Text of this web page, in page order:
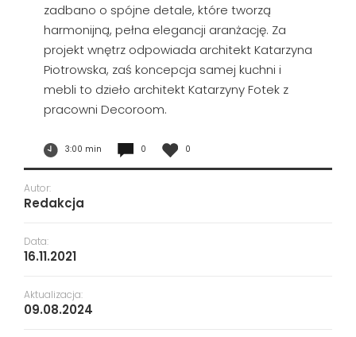
zadbano o spójne detale, które tworzą
harmonijną, pełna elegancji aranżację. Za
projekt wnętrz odpowiada architekt Katarzyna
Piotrowska, zaś koncepcja samej kuchni i
mebli to dzieło architekt Katarzyny Fotek z
pracowni Decoroom.
3:00 min 0 0
Autor:
Redakcja
Data:
16.11.2021
Aktualizacja:
09.08.2024